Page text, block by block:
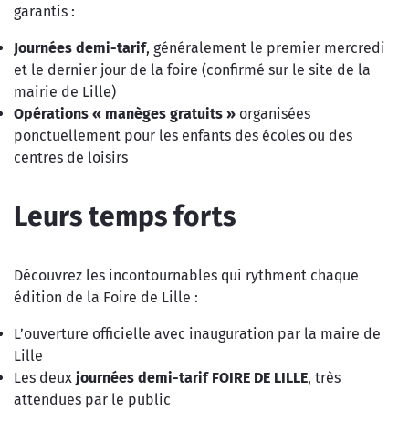
garantis :
Journées demi-tarif, généralement le premier mercredi
et le dernier jour de la foire (confirmé sur le site de la
mairie de Lille)
Opérations « manèges gratuits » organisées
ponctuellement pour les enfants des écoles ou des
centres de loisirs
Leurs temps forts
Découvrez les incontournables qui rythment chaque
édition de la Foire de Lille :
L’ouverture officielle avec inauguration par la maire de
Lille
Les deux journées demi-tarif FOIRE DE LILLE, très
attendues par le public